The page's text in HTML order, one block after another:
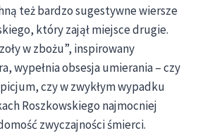
też bardzo sugestywne wiersze
który zajął miejsce drugie.
w zbożu”, inspirowany
wypełnia obsesja umierania – czy
czy w zwykłym wypadku
Roszkowskiego najmocniej
zwyczajności śmierci.